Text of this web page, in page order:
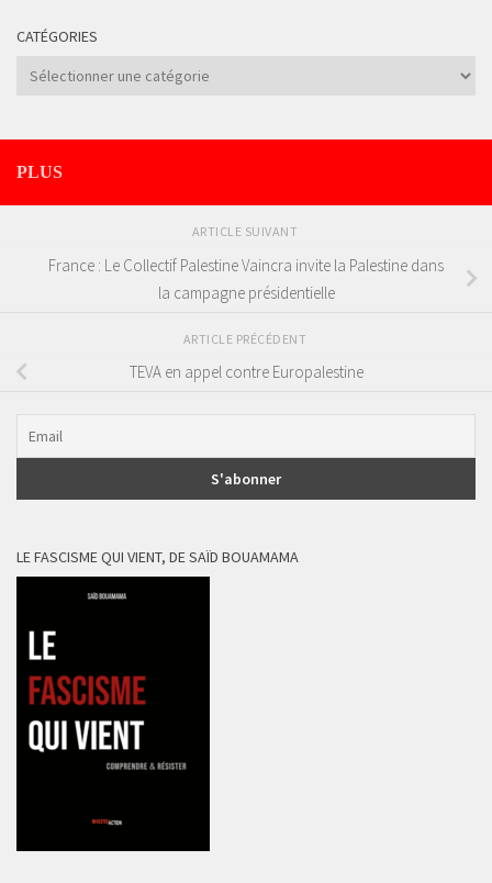
CATÉGORIES
Catégories
PLUS
ARTICLE SUIVANT
France : Le Collectif Palestine Vaincra invite la Palestine dans
la campagne présidentielle
ARTICLE PRÉCÉDENT
TEVA en appel contre Europalestine
LE FASCISME QUI VIENT, DE SAÏD BOUAMAMA